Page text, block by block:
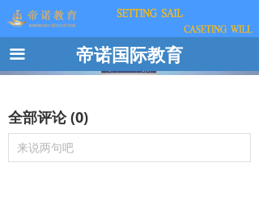
끀 帝诺国际教育
全部评论(0)
来说两句吧